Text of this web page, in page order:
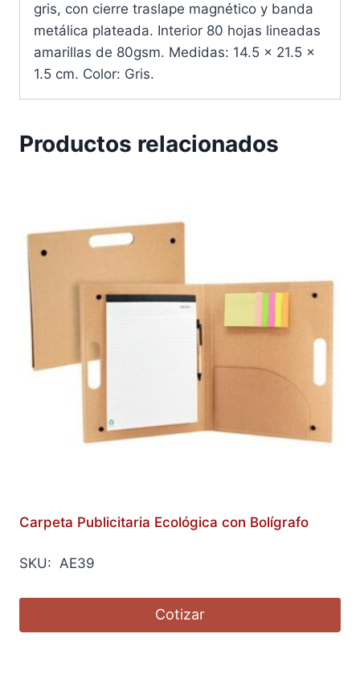
gris, con cierre traslape magnético y banda
metálica plateada. Interior 80 hojas lineadas
amarillas de 80gsm. Medidas: 14.5 x 21.5 x
1.5 cm. Color: Gris.
Productos relacionados
Carpeta Publicitaria Ecológica con Bolígrafo
SKU: AE39
Cotizar